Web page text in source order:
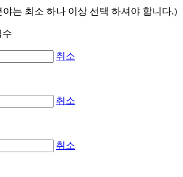
는 최소 하나 이상 선택 하셔야 합니다.)
취소
취소
취소